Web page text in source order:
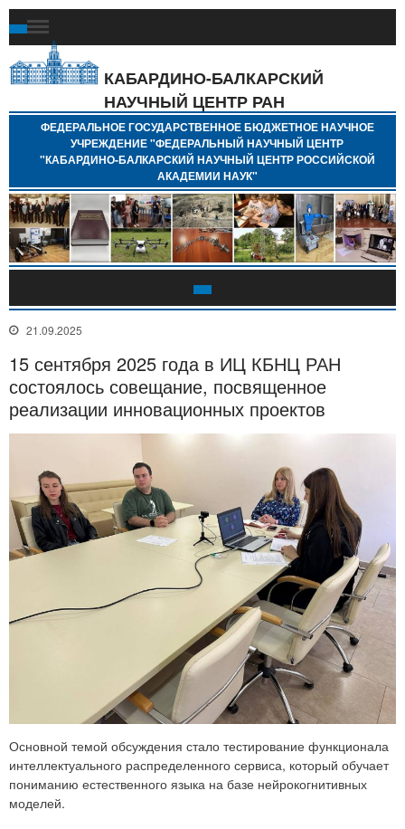
КАБАРДИНО-БАЛКАРСКИЙ
НАУЧНЫЙ ЦЕНТР РАН
ФЕДЕРАЛЬНОЕ ГОСУДАРСТВЕННОЕ БЮДЖЕТНОЕ НАУЧНОЕ
УЧРЕЖДЕНИЕ "ФЕДЕРАЛЬНЫЙ НАУЧНЫЙ ЦЕНТР
"КАБАРДИНО-БАЛКАРСКИЙ НАУЧНЫЙ ЦЕНТР РОССИЙСКОЙ
АКАДЕМИИ НАУК"
21.09.2025
15 сентября 2025 года в ИЦ КБНЦ РАН
состоялось совещание, посвященное
реализации инновационных проектов
Основной темой обсуждения стало тестирование функционала
интеллектуального распределенного сервиса, который обучает
пониманию естественного языка на базе нейрокогнитивных
моделей.